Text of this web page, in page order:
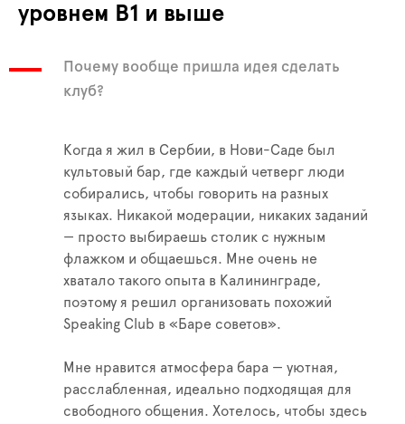
уровнем B1 и выше
Почему вообще пришла идея сделать
клуб?
Когда я жил в Сербии, в Нови-Саде был
культовый бар, где каждый четверг люди
собирались, чтобы говорить на разных
языках. Никакой модерации, никаких заданий
— просто выбираешь столик с нужным
флажком и общаешься. Мне очень не
хватало такого опыта в Калининграде,
поэтому я решил организовать похожий
Speaking Club в «Баре советов».
Мне нравится атмосфера бара — уютная,
расслабленная, идеально подходящая для
свободного общения. Хотелось, чтобы здесь